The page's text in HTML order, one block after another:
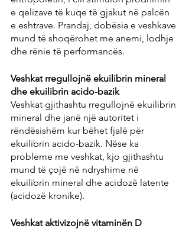
e qelizave të kuqe të gjakut në palcën
e eshtrave. Prandaj, dobësia e veshkave
mund të shoqërohet me anemi, lodhje
dhe rënie të performancës.
Veshkat rregullojnë ekuilibrin mineral
dhe ekuilibrin acido-bazik
Veshkat gjithashtu rregullojnë ekuilibrin
mineral dhe janë një autoritet i
rëndësishëm kur bëhet fjalë për
ekuilibrin acido-bazik. Nëse ka
probleme me veshkat, kjo gjithashtu
mund të çojë në ndryshime në
ekuilibrin mineral dhe acidozë latente
(acidozë kronike).
Veshkat aktivizojnë vitaminën D